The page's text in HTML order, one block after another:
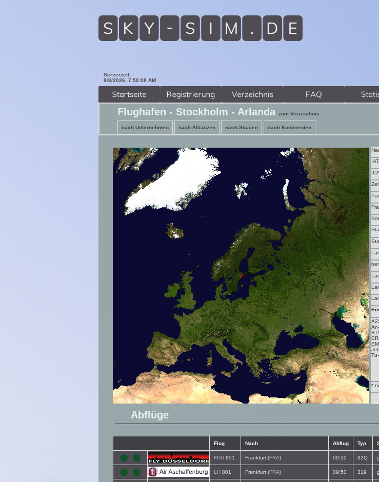
Serverzeit:
8/8/2026, 7:50:10 AM
Flughafen - Stockholm - Arlanda zum Verzeichnis
nach Unternehmen nach Allianzen nach Staaten nach Kontinenten
*
Abflüge
Flug Nach Abflug Typ
FDU 801 Frankfurt (FRA) 09:50 32Q
LH 801 Frankfurt (FRA) 09:50 319